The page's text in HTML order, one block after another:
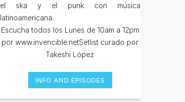
el ska y el punk con música
latinoamericana.
Escucha todos los Lunes de 10am a 12pm
por www.invencible.netSetlist curado por
Takeshi López
INFO AND EPISODES